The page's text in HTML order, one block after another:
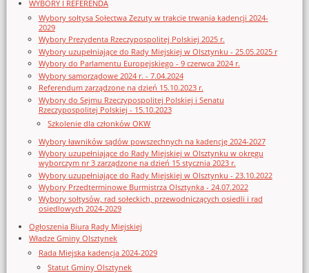
WYBORY I REFERENDA
Wybory sołtysa Sołectwa Zezuty w trakcie trwania kadencji 2024-
2029
Wybory Prezydenta Rzeczypospolitej Polskiej 2025 r.
Wybory uzupełniające do Rady Miejskiej w Olsztynku - 25.05.2025 r
Wybory do Parlamentu Europejskiego - 9 czerwca 2024 r.
Wybory samorządowe 2024 r. - 7.04.2024
Referendum zarządzone na dzień 15.10.2023 r.
Wybory do Sejmu Rzeczypospolitej Polskiej i Senatu
Rzeczypospolitej Polskiej - 15.10.2023
Szkolenie dla członków OKW
Wybory ławników sądów powszechnych na kadencję 2024-2027
Wybory uzupełniające do Rady Miejskiej w Olsztynku w okręgu
wyborczym nr 3 zarządzone na dzień 15 stycznia 2023 r.
Wybory uzupełniające do Rady Miejskiej w Olsztynku - 23.10.2022
Wybory Przedterminowe Burmistrza Olsztynka - 24.07.2022
Wybory sołtysów, rad sołeckich, przewodniczących osiedli i rad
osiedlowych 2024-2029
Ogłoszenia Biura Rady Miejskiej
Władze Gminy Olsztynek
Rada Miejska kadencja 2024-2029
Statut Gminy Olsztynek